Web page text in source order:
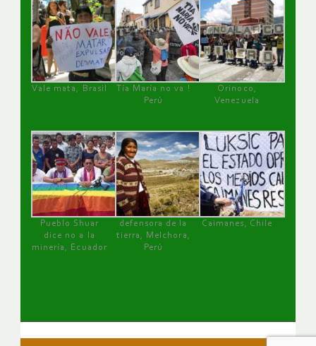
Vale mata, Brasil
Tía María no va !
Perú
Orinoco,
Venezuela
Pueblo Shuar
dice no a la
minería, Ecuador
defensora de la
tierra, Melchora,
Perú
Caimanes, Chile